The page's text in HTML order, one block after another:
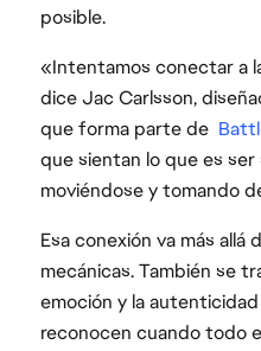
posible.
«Intentamos conectar a
dice Jac Carlsson,
que forma parte de
que sientan lo que es
moviéndose y tomando
Esa conexión va más allá
mecánicas. También se
emoción y la
reconocen cuando todo